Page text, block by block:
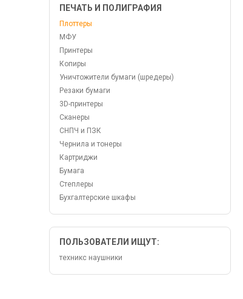
ПЕЧАТЬ И ПОЛИГРАФИЯ
Плоттеры
МФУ
Принтеры
Копиры
Уничтожители бумаги (шредеры)
Резаки бумаги
3D-принтеры
Сканеры
СНПЧ и ПЗК
Чернила и тонеры
Картриджи
Бумага
Степлеры
Бухгалтерские шкафы
ПОЛЬЗОВАТЕЛИ ИЩУТ:
техникс наушники